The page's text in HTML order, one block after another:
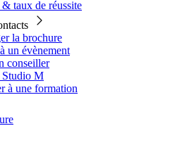
taux de réussite
la brochure
un évènement
conseiller
Studio M
à une formation